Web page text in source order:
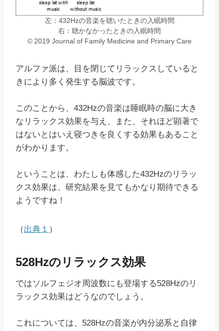
左：432Hzの音楽を聴いたときの入眠時間
右：聴かなかったときの入眠時間
© 2019 Journal of Family Medicine and Primary Care
アルファ派は、目を閉じてリラックスしていると
きにより多く発生する脳波です。
このことから、432Hzの音楽は睡眠時の脳に大き
なリラックス効果を与え、また、それほど顕著で
はないとはいえ寝つきを良くする効果もあること
がわかります。
ということは、わたしも体感した432Hzのリラッ
クス効果は、研究結果を見てもかなり期待できる
ようですね！
（出典１ ）
528Hzのリラックス効果
ではソルフェジオ周波数にも登場する528Hzのリ
ラックス効果はどうなのでしょう。
これについては、528Hzの音楽が内分泌系と自律